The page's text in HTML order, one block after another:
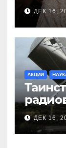
меня
ДЕК 16,
АКЦИИ
ДЕК 16,